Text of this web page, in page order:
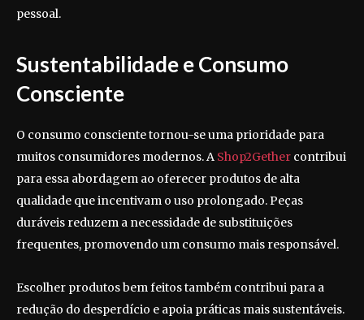
pessoal.
Sustentabilidade e Consumo
Consciente
O consumo consciente tornou-se uma prioridade para
muitos consumidores modernos. A Shop2Gether contribui
para essa abordagem ao oferecer produtos de alta
qualidade que incentivam o uso prolongado. Peças
duráveis reduzem a necessidade de substituições
frequentes, promovendo um consumo mais responsável.
Escolher produtos bem feitos também contribui para a
redução do desperdício e apoia práticas mais sustentáveis.